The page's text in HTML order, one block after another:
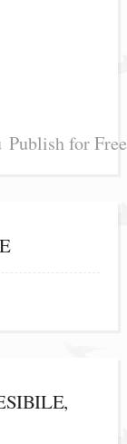
Publish for Free